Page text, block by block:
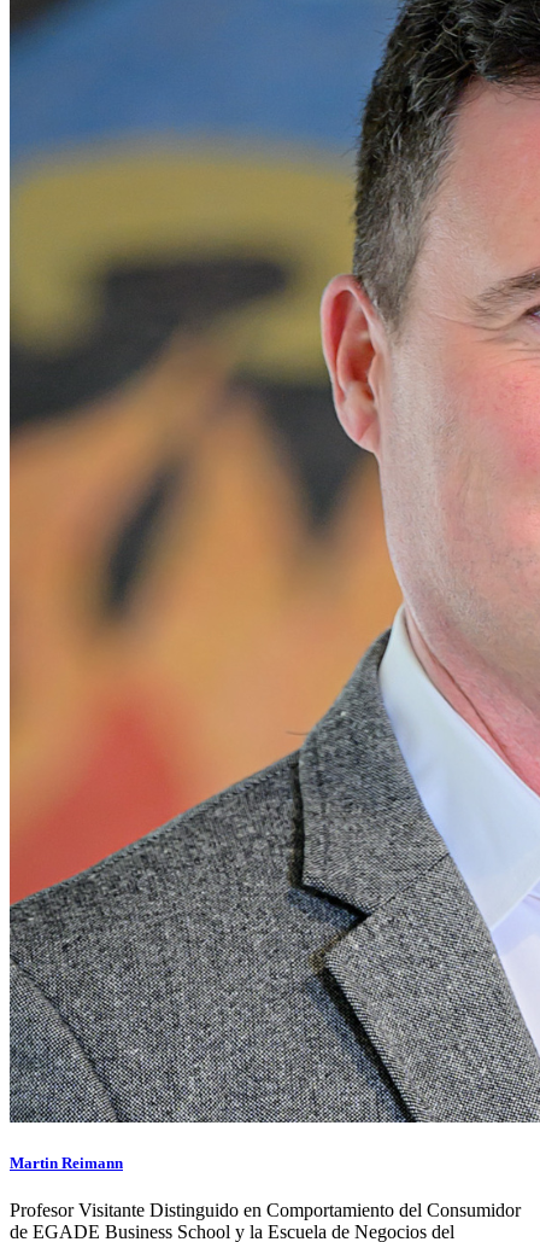
Martin Reimann
Profesor Visitante Distinguido en Comportamiento del Consumidor
de EGADE Business School y la Escuela de Negocios del